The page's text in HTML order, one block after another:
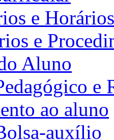
e Horários
e
Aluno
e
ao aluno
auxílio